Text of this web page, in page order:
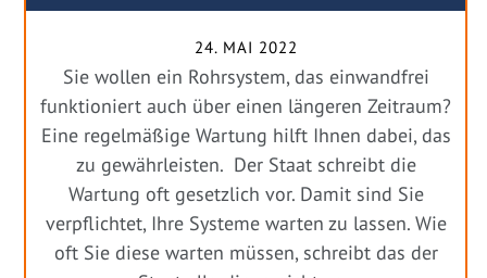
24. MAI 2022
Sie wollen ein Rohrsystem, das einwandfrei
funktioniert auch über einen längeren Zeitraum?
Eine regelmäßige Wartung hilft Ihnen dabei, das
zu gewährleisten. Der Staat schreibt die
Wartung oft gesetzlich vor. Damit sind Sie
verpflichtet, Ihre Systeme warten zu lassen. Wie
oft Sie diese warten müssen, schreibt das der